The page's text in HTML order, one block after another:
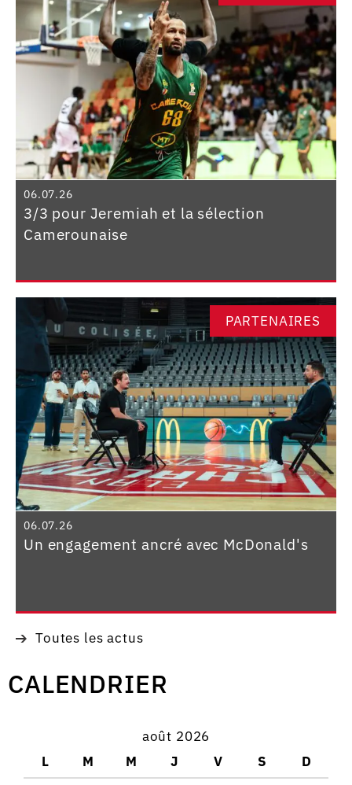
06.07.26
3/3 pour Jeremiah et la sélection
Camerounaise
PARTENAIRES
06.07.26
Un engagement ancré avec McDonald's
Toutes les actus
CALENDRIER
août 2026
L
M M J V S
D